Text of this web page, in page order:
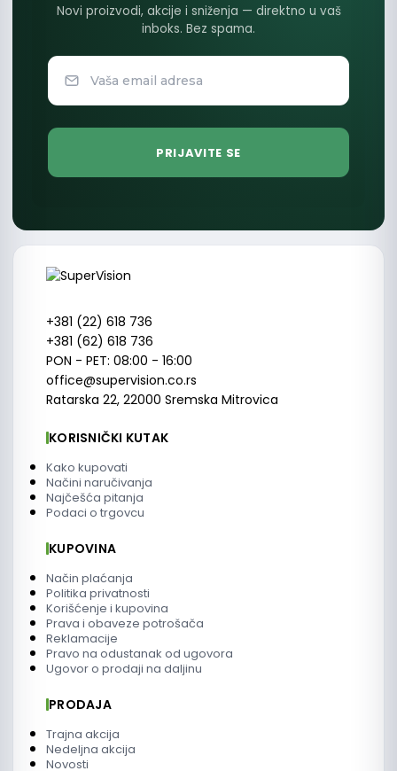
Novi proizvodi, akcije i sniženja — direktno u vaš
inboks. Bez spama.
+381 (22) 618 736
+381 (62) 618 736
PON - PET: 08:00 - 16:00
office@supervision.co.rs
Ratarska 22, 22000 Sremska Mitrovica
KORISNIČKI KUTAK
Kako kupovati
Načini naručivanja
Najčešća pitanja
Podaci o trgovcu
KUPOVINA
Način plaćanja
Politika privatnosti
Korišćenje i kupovina
Prava i obaveze potrošača
Reklamacije
Pravo na odustanak od ugovora
Ugovor o prodaji na daljinu
PRODAJA
Trajna akcija
Nedeljna akcija
Novosti